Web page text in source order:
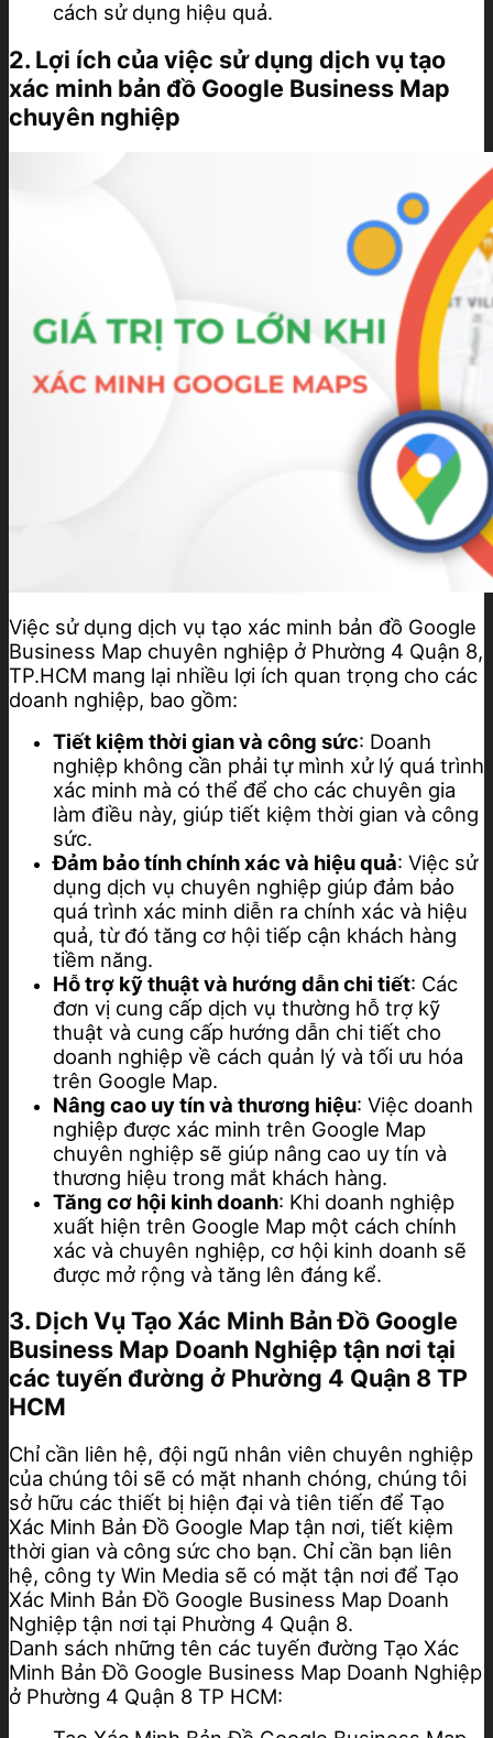
cách sử dụng hiệu quả.
2. Lợi ích của việc sử dụng dịch vụ tạo
xác minh bản đồ Google Business Map
chuyên nghiệp
Việc sử dụng dịch vụ tạo xác minh bản đồ Google
Business Map chuyên nghiệp ở Phường 4 Quận 8,
TP.HCM mang lại nhiều lợi ích quan trọng cho các
doanh nghiệp, bao gồm:
Tiết kiệm thời gian và công sức: Doanh
nghiệp không cần phải tự mình xử lý quá trình
xác minh mà có thể để cho các chuyên gia
làm điều này, giúp tiết kiệm thời gian và công
sức.
Đảm bảo tính chính xác và hiệu quả: Việc sử
dụng dịch vụ chuyên nghiệp giúp đảm bảo
quá trình xác minh diễn ra chính xác và hiệu
quả, từ đó tăng cơ hội tiếp cận khách hàng
tiềm năng.
Hỗ trợ kỹ thuật và hướng dẫn chi tiết: Các
đơn vị cung cấp dịch vụ thường hỗ trợ kỹ
thuật và cung cấp hướng dẫn chi tiết cho
doanh nghiệp về cách quản lý và tối ưu hóa
trên Google Map.
Nâng cao uy tín và thương hiệu: Việc doanh
nghiệp được xác minh trên Google Map
chuyên nghiệp sẽ giúp nâng cao uy tín và
thương hiệu trong mắt khách hàng.
Tăng cơ hội kinh doanh: Khi doanh nghiệp
xuất hiện trên Google Map một cách chính
xác và chuyên nghiệp, cơ hội kinh doanh sẽ
được mở rộng và tăng lên đáng kể.
3. Dịch Vụ Tạo Xác Minh Bản Đồ Google
Business Map Doanh Nghiệp tận nơi tại
các tuyến đường ở Phường 4 Quận 8 TP
HCM
Chỉ cần liên hệ, đội ngũ nhân viên chuyên nghiệp
của chúng tôi sẽ có mặt nhanh chóng, chúng tôi
sở hữu các thiết bị hiện đại và tiên tiến để Tạo
Xác Minh Bản Đồ Google Map tận nơi, tiết kiệm
thời gian và công sức cho bạn. Chỉ cần bạn liên
hệ, công ty Win Media sẽ có mặt tận nơi để Tạo
Xác Minh Bản Đồ Google Business Map Doanh
Nghiệp tận nơi tại Phường 4 Quận 8.
Danh sách những tên các tuyến đường Tạo Xác
Minh Bản Đồ Google Business Map Doanh Nghiệp
ở Phường 4 Quận 8 TP HCM: